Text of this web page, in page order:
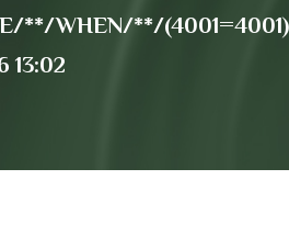
**/WHEN/**/
13:02